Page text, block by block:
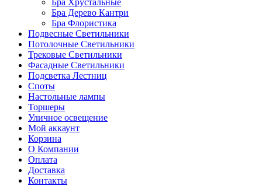
Бра Хрустальные
Бра Дерево Кантри
Бра Флористика
Подвесные Светильники
Потолочные Светильники
Трековые Светильники
Фасадные Светильники
Подсветка Лестниц
Споты
Настольные лампы
Торшеры
Уличное освещение
Мой аккаунт
Корзина
О Компании
Оплата
Доставка
Контакты